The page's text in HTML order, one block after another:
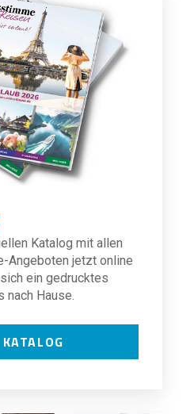
Katalog mit allen
Angeboten jetzt online
ein gedrucktes
nach Hause.